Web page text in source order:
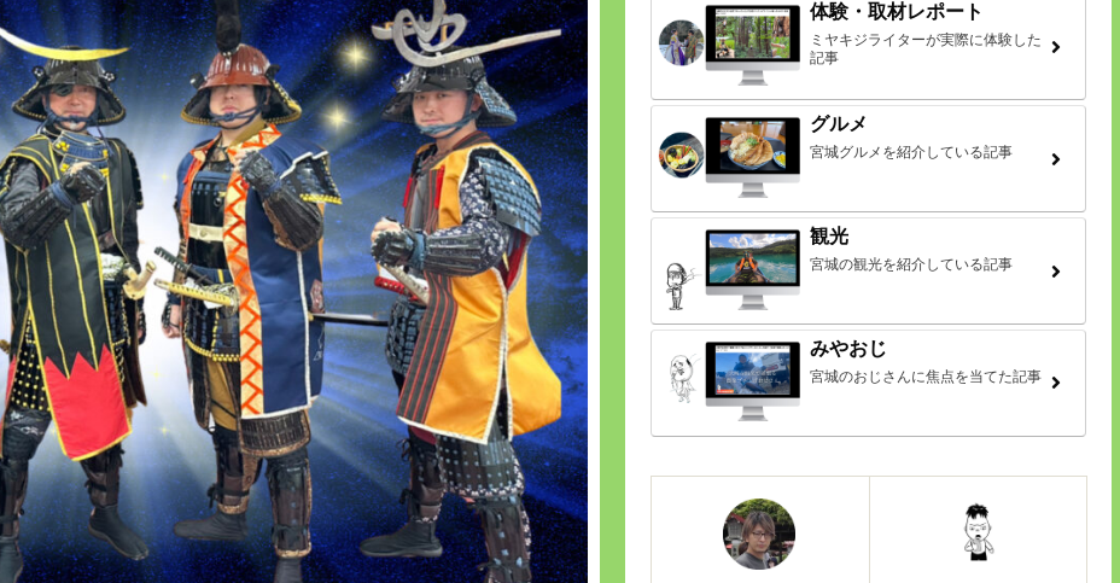
体験・取材レポート
ミヤキジライターが実際に体験した
記事
グルメ
宮城グルメを紹介している記事
観光
宮城の観光を紹介している記事
みやおじ
宮城のおじさんに焦点を当てた記事